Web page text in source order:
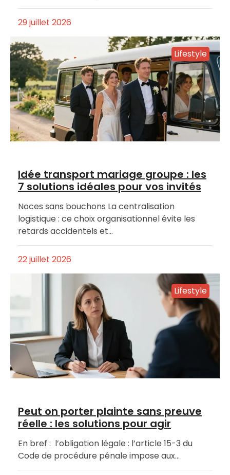
29 juillet 2026
Lifestyle
Idée transport mariage groupe : les
7 solutions idéales pour vos invités
Noces sans bouchons La centralisation
logistique : ce choix organisationnel évite les
retards accidentels et…
22 juillet 2026
Lifestyle
Peut on porter plainte sans preuve
réelle : les solutions pour agir
En bref : l’obligation légale : l’article 15-3 du
Code de procédure pénale impose aux…